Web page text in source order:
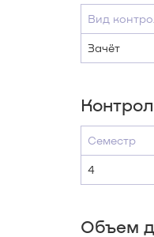
Вид
Зачёт
Семестр
4
Объем